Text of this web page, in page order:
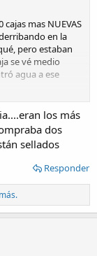
mas NUEVAS
en la
pero estaban
se vé medio
agua a ese
adentro, un
otras
una excelente
X10 que
este
los más
dos
sellados
Responder